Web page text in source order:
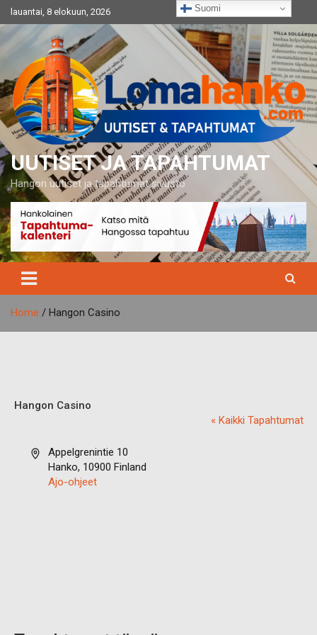
Skip
to
content
lauantai, 8 elokuun, 2026
UUTISET JA TAPAHTUMAT
Hangon uutiset ja tapahtumat sivusto
Home Hangon Casino
Hangon Casino
« Kaikki Tapahtumat
O
Appelgrenintie 10
Hanko, 10900 Finland
Ajo-ohjeet
Suomi